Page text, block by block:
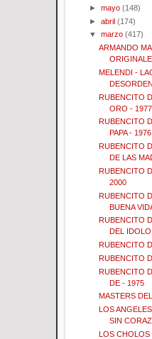
►mayo (148)
►abril (174)
▼marzo (417)
ARMANDO
MELENDI -
RUBENCITO
ORO - 1977
RUBENCITO
PAPA - 1976
RUBENCITO
DE LAS
RUBENCITO
2000
RUBENCITO
BUENA
RUBENCITO
DEL
RUBENCITO
RUBENCITO
RUBENCITO
DE - 1975
MASTERS
LOS
SIN
LOS CHOLOS